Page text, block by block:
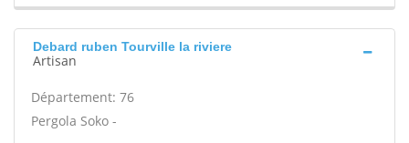
Debard ruben Tourville la riviere
Artisan
Département: 76
Pergola Soko -